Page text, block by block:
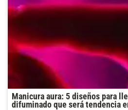
Manicura aura: 5 diseños para
difuminado que será tendencia